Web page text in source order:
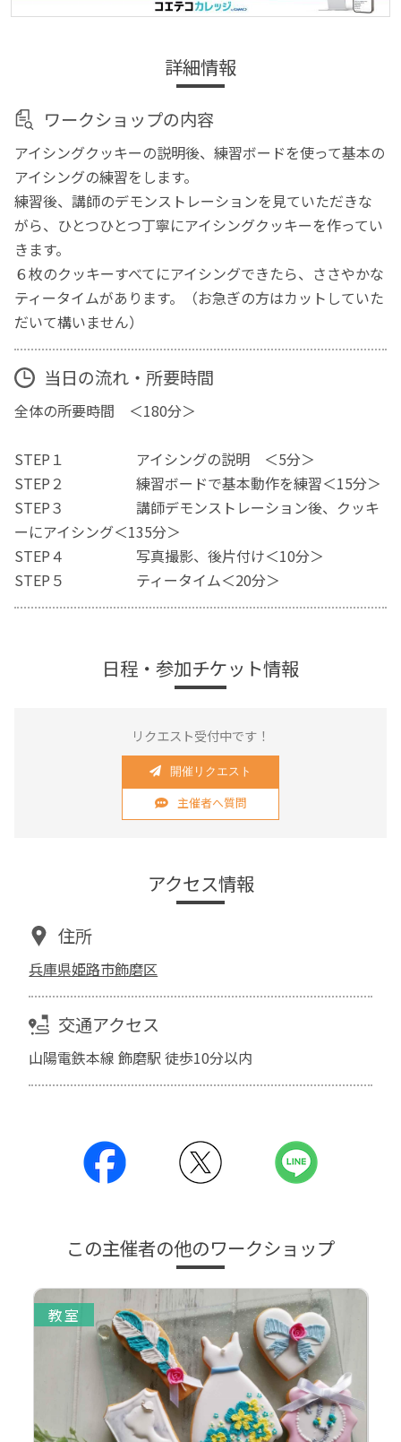
詳細情報
ワークショップの内容
アイシングクッキーの説明後、練習ボードを使って基本の
アイシングの練習をします。
練習後、講師のデモンストレーションを見ていただきな
がら、ひとつひとつ丁寧にアイシングクッキーを作ってい
きます。
６枚のクッキーすべてにアイシングできたら、ささやかな
ティータイムがあります。（お急ぎの方はカットしていた
だいて構いません）
当日の流れ・所要時間
全体の所要時間 ＜180分＞
STEP１ アイシングの説明 ＜5分＞
STEP２ 練習ボードで基本動作を練習＜15分＞
STEP３ 講師デモンストレーション後、クッキ
ーにアイシング＜135分＞
STEP４ 写真撮影、後片付け＜10分＞
STEP５ ティータイム＜20分＞
日程・参加チケット情報
リクエスト受付中です！
開催リクエスト
主催者へ質問
アクセス情報
住所
兵庫県姫路市飾磨区
交通アクセス
山陽電鉄本線 飾磨駅 徒歩10分以内
この主催者の他のワークショップ
教室